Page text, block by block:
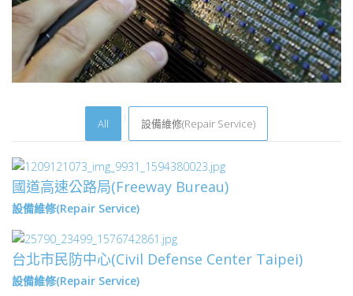
All 設備維修(Repair Service)
國道高速公路局(Freeway Bureau)
設備維修(Repair Service)
台北市民防中心(Civil Defense Center Taipei)
設備維修(Repair Service)